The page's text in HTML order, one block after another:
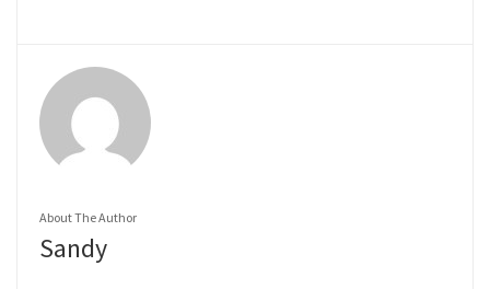
About The Author
Sandy